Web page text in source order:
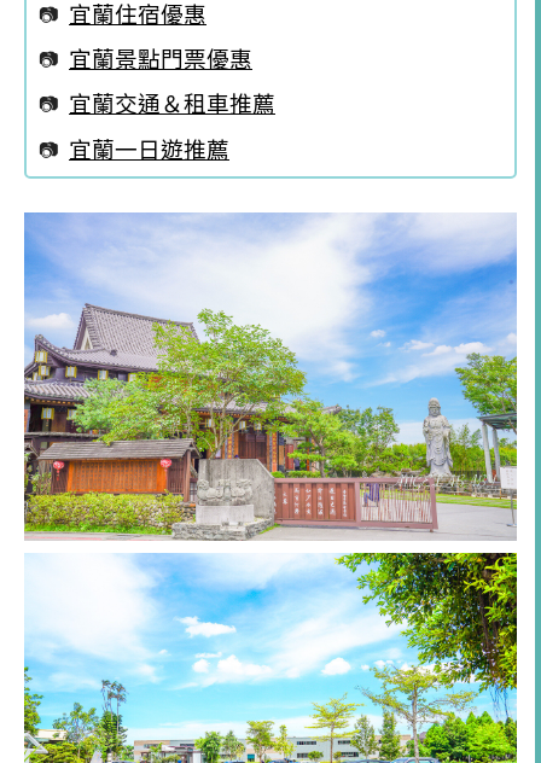
宜蘭住宿優惠
宜蘭景點門票優惠
宜蘭交通＆租車推薦
宜蘭一日遊推薦